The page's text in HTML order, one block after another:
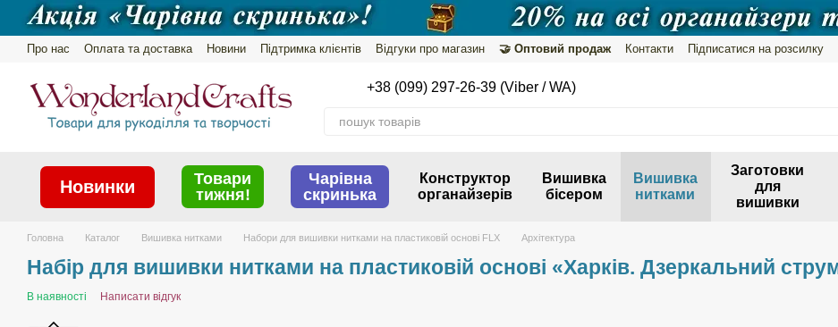
Перейти до основного контенту
Про нас Оплата та доставка Новини Підтримка клієнтів Відгуки про магазин 🤝 Оптовий продаж Контакти Підписатися на розсилку
+38 (099) 297-26-39 (Viber / WA)
Новинки
Товари
тижня!
Чарівна
скринька
Конструктор
органайзерів
Вишивка
бісером
Вишивка
нитками
Заготовки
для
вишивки
Головна Каталог Вишивка нитками Набори для вишивки нитками на пластиковій основі FLX Архітектура
Набір для вишивки нитками на пластиковій основі «Харків. Дзеркальний
В наявності Написати відгук